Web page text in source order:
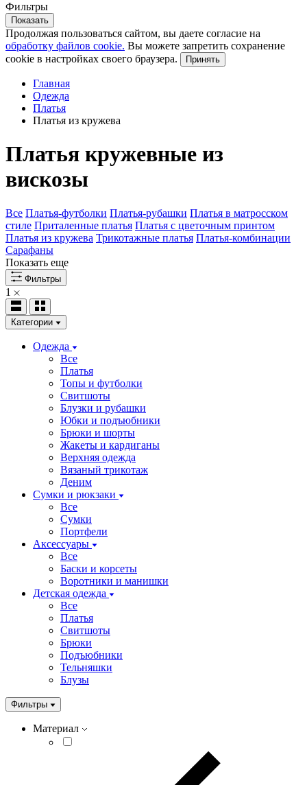
Фильтры
Показать
Продолжая пользоваться сайтом, вы даете согласие на
обработку файлов cookie. Вы можете запретить сохранение
cookie в настройках своего браузера.
Принять
Главная
Одежда
Платья
Платья из кружева
Платья кружевные из
вискозы
Все Платья-футболки Платья-рубашки Платья в матросском
стиле Приталенные платья Платья с цветочным принтом
Платья из кружева Трикотажные платья Платья-комбинации
Сарафаны
Показать еще
Фильтры
1
Категории
Одежда
Все
Платья
Топы и футболки
Свитшоты
Блузки и рубашки
Юбки и подъюбники
Брюки и шорты
Жакеты и кардиганы
Верхняя одежда
Вязаный трикотаж
Деним
Сумки и рюкзаки
Все
Сумки
Портфели
Аксессуары
Все
Баски и корсеты
Воротники и манишки
Детская одежда
Все
Платья
Свитшоты
Брюки
Подъюбники
Тельняшки
Блузы
Фильтры
Материал